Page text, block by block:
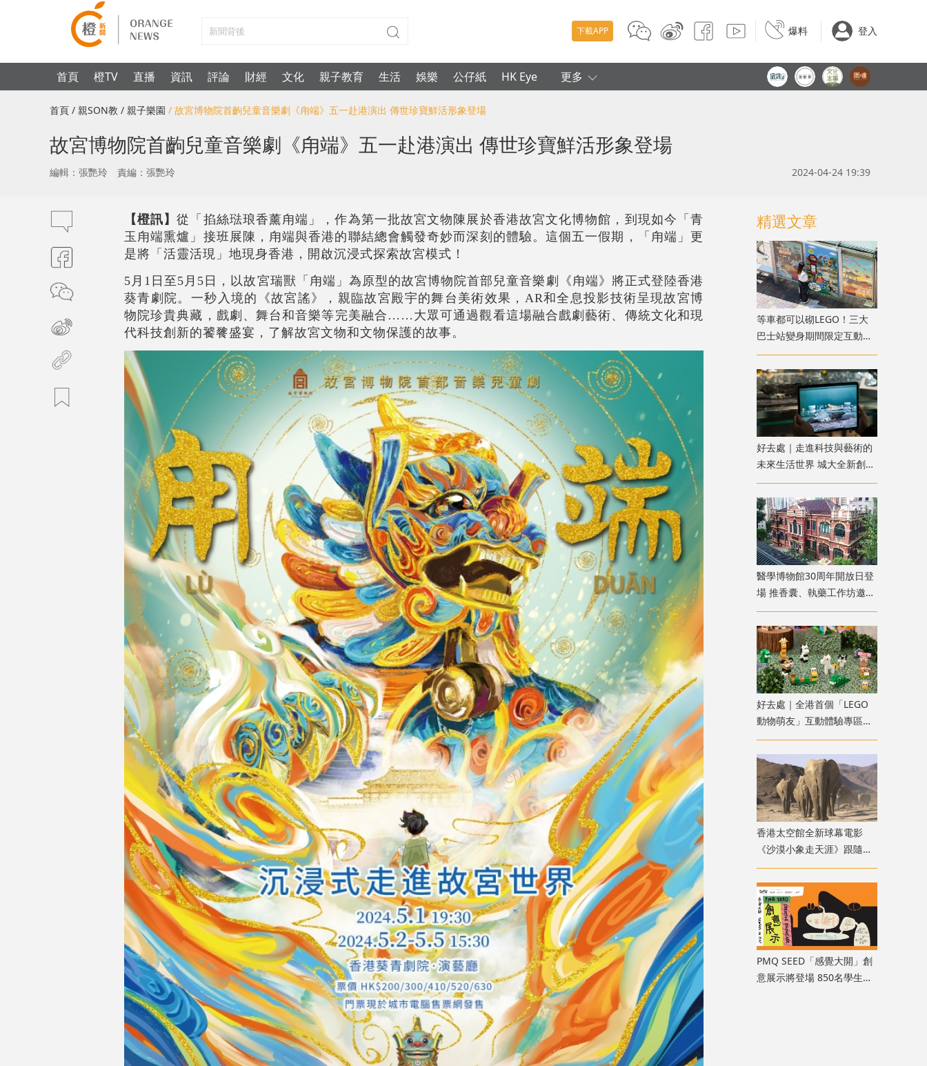
下載APP 爆料 登入
首頁 橙TV 直播 資訊 評論 財經 文化 親子教育 生活 娛樂 公仔紙 HK Eye 更多
首頁 / 親SON教 / 親子樂園 / 故宮博物院首齣兒童音樂劇《甪端》五一赴港演出 傳世珍寶鮮活形象登場
故宮博物院首齣兒童音樂劇《甪端》五一赴港演出 傳世珍寶鮮活形象登場
編輯：張艷玲 責編：張艷玲 2024-04-24 19:39
【橙訊】從「掐絲琺琅香薰甪端」，作為第一批故宮文物陳展於香港故宮文化博物館，到現如今「青
玉甪端熏爐」接班展陳，甪端與香港的聯結總會觸發奇妙而深刻的體驗。這個五一假期，「甪端」更
是將「活靈活現」地現身香港，開啟沉浸式探索故宮模式！
5 月1日至5月5日，以故宮瑞獸「甪端」為原型的故宮博物院首部兒童音樂劇《甪端》將正式登陸香港
葵青劇院。一秒入境的《故宮謠》，親臨故宮殿宇的舞台美術效果，AR和全息投影技術呈現故宮博
物院珍貴典藏，戲劇、舞台和音樂等完美融合……大眾可通過觀看這場融合戲劇藝術、傳統文化和現
代科技創新的饕餮盛宴，了解故宮文物和文物保護的故事。
精選文章
等車都可以砌LEGO！三大
巴士站變身期間限定互動遊
樂點
好去處｜走進科技與藝術的
未來生活世界 城大全新創意
展覽免費參觀
醫學博物館30周年開放日登
場 推香囊、執藥工作坊邀親
子同樂
好去處｜全港首個「LEGO
動物萌友」互動體驗專區可
愛登場！
香港太空館全新球幕電影
《沙漠小象走天涯》跟隨滿
月非洲象穿越荒漠旅程
PMQ SEED「感覺大開」創
意展示將登場 850名學生以